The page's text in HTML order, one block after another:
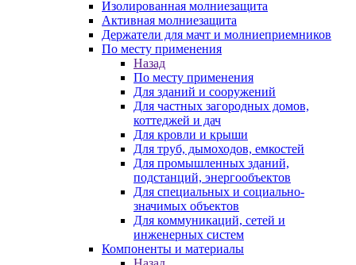
Изолированная молниезащита
Активная молниезащита
Держатели для мачт и молниеприемников
По месту применения
Назад
По месту применения
Для зданий и сооружений
Для частных загородных домов,
коттеджей и дач
Для кровли и крыши
Для труб, дымоходов, емкостей
Для промышленных зданий,
подстанций, энергообъектов
Для специальных и социально-
значимых объектов
Для коммуникаций, сетей и
инженерных систем
Компоненты и материалы